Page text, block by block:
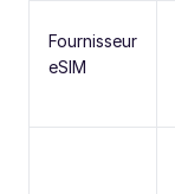
Fournisseur
eSIM